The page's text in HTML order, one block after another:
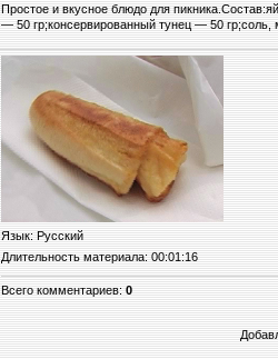
Простое и вкусное блюдо для
— 50 гр;консервированный тунец — 50 гр;соль,
Язык: Русский
Длительность материала: 00:01:16
Всего комментариев:0